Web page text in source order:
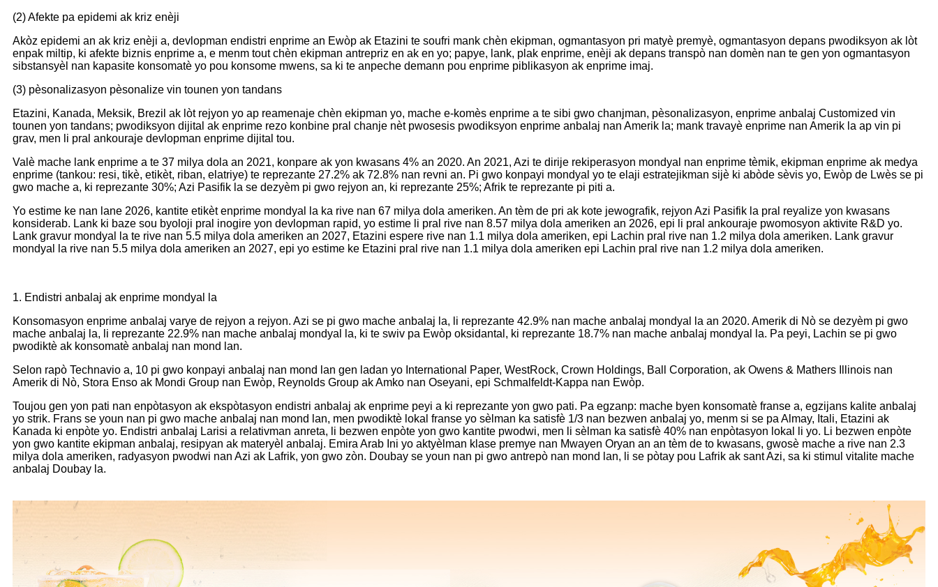
(2) Afekte pa epidemi ak kriz enèji
Akòz epidemi an ak kriz enèji a, devlopman endistri enprime an Ewòp ak Etazini te soufri mank chèn ekipman, ogmantasyon pri matyè premyè, ogmantasyon depans pwodiksyon ak lòt
enpak miltip, ki afekte biznis enprime a, e menm tout chèn ekipman antrepriz en ak en yo; papye, lank, plak enprime, enèji ak depans transpò nan domèn nan te gen yon ogmantasyon
sibstansyèl nan kapasite konsomatè yo pou konsome mwens, sa ki te anpeche demann pou enprime piblikasyon ak enprime imaj.
(3) pèsonalizasyon pèsonalize vin tounen yon tandans
Etazini, Kanada, Meksik, Brezil ak lòt rejyon yo ap reamenaje chèn ekipman yo, mache e-komès enprime a te sibi gwo chanjman, pèsonalizasyon, enprime anbalaj Customized vin
tounen yon tandans; pwodiksyon dijital ak enprime rezo konbine pral chanje nèt pwosesis pwodiksyon enprime anbalaj nan Amerik la; mank travayè enprime nan Amerik la ap vin pi
grav, men li pral ankouraje devlopman enprime dijital tou.
Valè mache lank enprime a te 37 milya dola an 2021, konpare ak yon kwasans 4% an 2020. An 2021, Azi te dirije rekiperasyon mondyal nan enprime tèmik, ekipman enprime ak medya
enprime (tankou: resi, tikè, etikèt, riban, elatriye) te reprezante 27.2% ak 72.8% nan revni an. Pi gwo konpayi mondyal yo te elaji estratejikman sijè ki abòde sèvis yo, Ewòp de Lwès se pi
gwo mache a, ki reprezante 30%; Azi Pasifik la se dezyèm pi gwo rejyon an, ki reprezante 25%; Afrik te reprezante pi piti a.
Yo estime ke nan lane 2026, kantite etikèt enprime mondyal la ka rive nan 67 milya dola ameriken. An tèm de pri ak kote jewografik, rejyon Azi Pasifik la pral reyalize yon kwasans
konsiderab. Lank ki baze sou byoloji pral inogire yon devlopman rapid, yo estime li pral rive nan 8.57 milya dola ameriken an 2026, epi li pral ankouraje pwomosyon aktivite R&D yo.
Lank gravur mondyal la te rive nan 5.5 milya dola ameriken an 2027, Etazini espere rive nan 1.1 milya dola ameriken, epi Lachin pral rive nan 1.2 milya dola ameriken. Lank gravur
mondyal la rive nan 5.5 milya dola ameriken an 2027, epi yo estime ke Etazini pral rive nan 1.1 milya dola ameriken epi Lachin pral rive nan 1.2 milya dola ameriken.
1. Endistri anbalaj ak enprime mondyal la
Konsomasyon enprime anbalaj varye de rejyon a rejyon. Azi se pi gwo mache anbalaj la, li reprezante 42.9% nan mache anbalaj mondyal la an 2020. Amerik di Nò se dezyèm pi gwo
mache anbalaj la, li reprezante 22.9% nan mache anbalaj mondyal la, ki te swiv pa Ewòp oksidantal, ki reprezante 18.7% nan mache anbalaj mondyal la. Pa peyi, Lachin se pi gwo
pwodiktè ak konsomatè anbalaj nan mond lan.
Selon rapò Technavio a, 10 pi gwo konpayi anbalaj nan mond lan gen ladan yo International Paper, WestRock, Crown Holdings, Ball Corporation, ak Owens & Mathers Illinois nan
Amerik di Nò, Stora Enso ak Mondi Group nan Ewòp, Reynolds Group ak Amko nan Oseyani, epi Schmalfeldt-Kappa nan Ewòp.
Toujou gen yon pati nan enpòtasyon ak ekspòtasyon endistri anbalaj ak enprime peyi a ki reprezante yon gwo pati. Pa egzanp: mache byen konsomatè franse a, egzijans kalite anbalaj
yo strik. Frans se youn nan pi gwo mache anbalaj nan mond lan, men pwodiktè lokal franse yo sèlman ka satisfè 1/3 nan bezwen anbalaj yo, menm si se pa Almay, Itali, Etazini ak
Kanada ki enpòte yo. Endistri anbalaj Larisi a relativman anreta, li bezwen enpòte yon gwo kantite pwodwi, men li sèlman ka satisfè 40% nan enpòtasyon lokal li yo. Li bezwen enpòte
yon gwo kantite ekipman anbalaj, resipyan ak materyèl anbalaj. Emira Arab Ini yo aktyèlman klase premye nan Mwayen Oryan an an tèm de to kwasans, gwosè mache a rive nan 2.3
milya dola ameriken, radyasyon pwodwi nan Azi ak Lafrik, yon gwo zòn. Doubay se youn nan pi gwo antrepò nan mond lan, li se pòtay pou Lafrik ak sant Azi, sa ki stimul vitalite mache
anbalaj Doubay la.